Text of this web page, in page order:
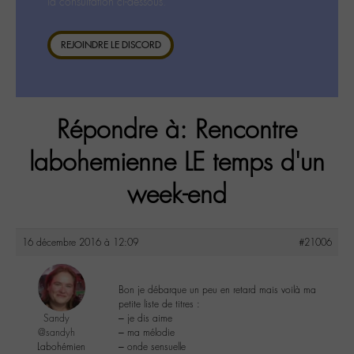
REJOINDRE LE DISCORD
Répondre à: Rencontre
labohemienne LE temps d'un
week-end
16 décembre 2016 à 12:09 #21006
Sandy
@sandyh
Labohémien
Bon je débarque un peu en retard mais voilà ma
petite liste de titres :
– je dis aime
– ma mélodie
– onde sensuelle